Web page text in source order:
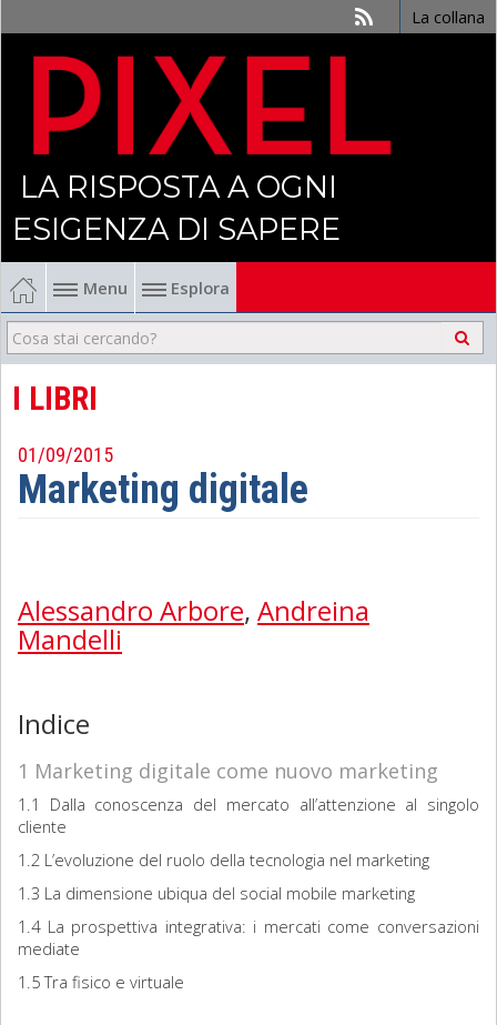
La collana
LA RISPOSTA A OGNI
ESIGENZA DI SAPERE
Menu Esplora
Economia
Management
Politica
Storia
Diritto
I LIBRI
01/09/2015
Marketing digitale
Alessandro Arbore, Andreina
Mandelli
Indice
1 Marketing digitale come nuovo marketing
1.1 Dalla conoscenza del mercato all’attenzione al singolo
cliente
1.2 L’evoluzione del ruolo della tecnologia nel marketing
1.3 La dimensione ubiqua del social mobile marketing
1.4 La prospettiva integrativa: i mercati come conversazioni
mediate
1.5 Tra fisico e virtuale